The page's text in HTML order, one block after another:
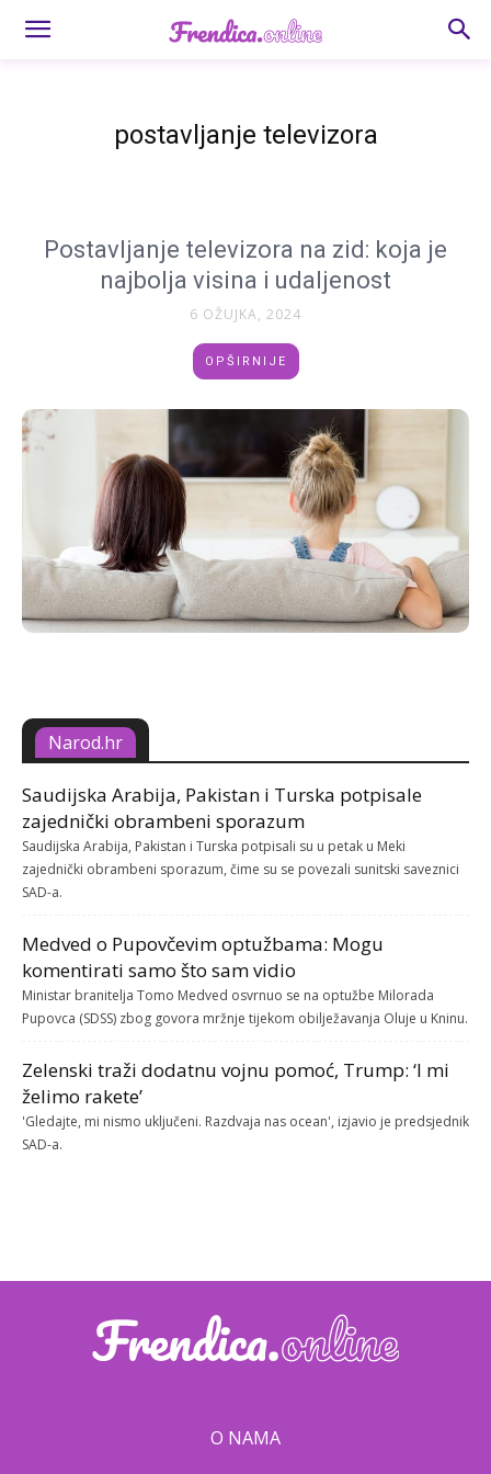
postavljanje televizora
Postavljanje televizora na zid: koja je
najbolja visina i udaljenost
6 OŽUJKA, 2024
OPŠIRNIJE
Narod.hr
Saudijska Arabija, Pakistan i Turska potpisale
zajednički obrambeni sporazum
Saudijska Arabija, Pakistan i Turska potpisali su u petak u Meki
zajednički obrambeni sporazum, čime su se povezali sunitski saveznici
SAD-a.
Medved o Pupovčevim optužbama: Mogu
komentirati samo što sam vidio
Ministar branitelja Tomo Medved osvrnuo se na optužbe Milorada
Pupovca (SDSS) zbog govora mržnje tijekom obilježavanja Oluje u Kninu.
Zelenski traži dodatnu vojnu pomoć, Trump: ‘I mi
želimo rakete’
'Gledajte, mi nismo uključeni. Razdvaja nas ocean', izjavio je predsjednik
SAD-a.
O NAMA